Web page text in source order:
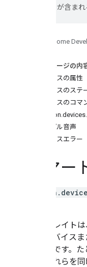
には誤りが含ま
Google Home
このページの内
デバイスの属性
デバイスのステ
デバイスのコマ
サンプル音声
デバイスエラー
スマ
このトレイト
で、デバイス
つだけです。
が、これらを